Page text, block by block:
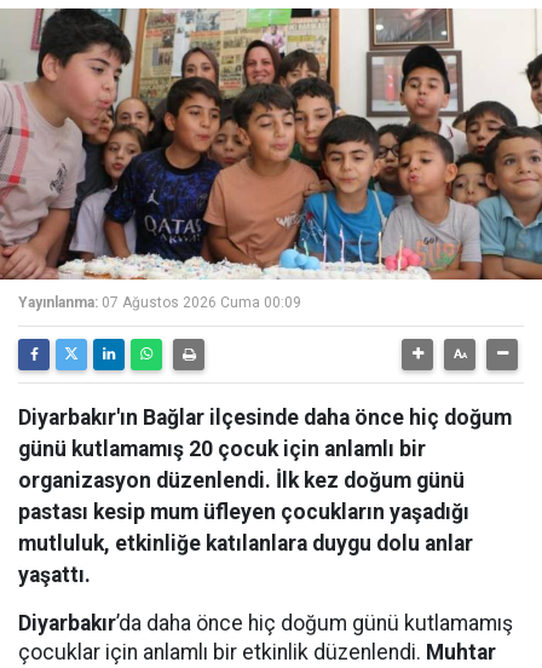
Yayınlanma: 07 Ağustos 2026 Cuma 00:09
Diyarbakır'ın Bağlar ilçesinde daha önce hiç doğum
günü kutlamamış 20 çocuk için anlamlı bir
organizasyon düzenlendi. İlk kez doğum günü
pastası kesip mum üfleyen çocukların yaşadığı
mutluluk, etkinliğe katılanlara duygu dolu anlar
yaşattı.
Diyarbakır’da daha önce hiç doğum günü kutlamamış
çocuklar için anlamlı bir etkinlik düzenlendi. Muhtar